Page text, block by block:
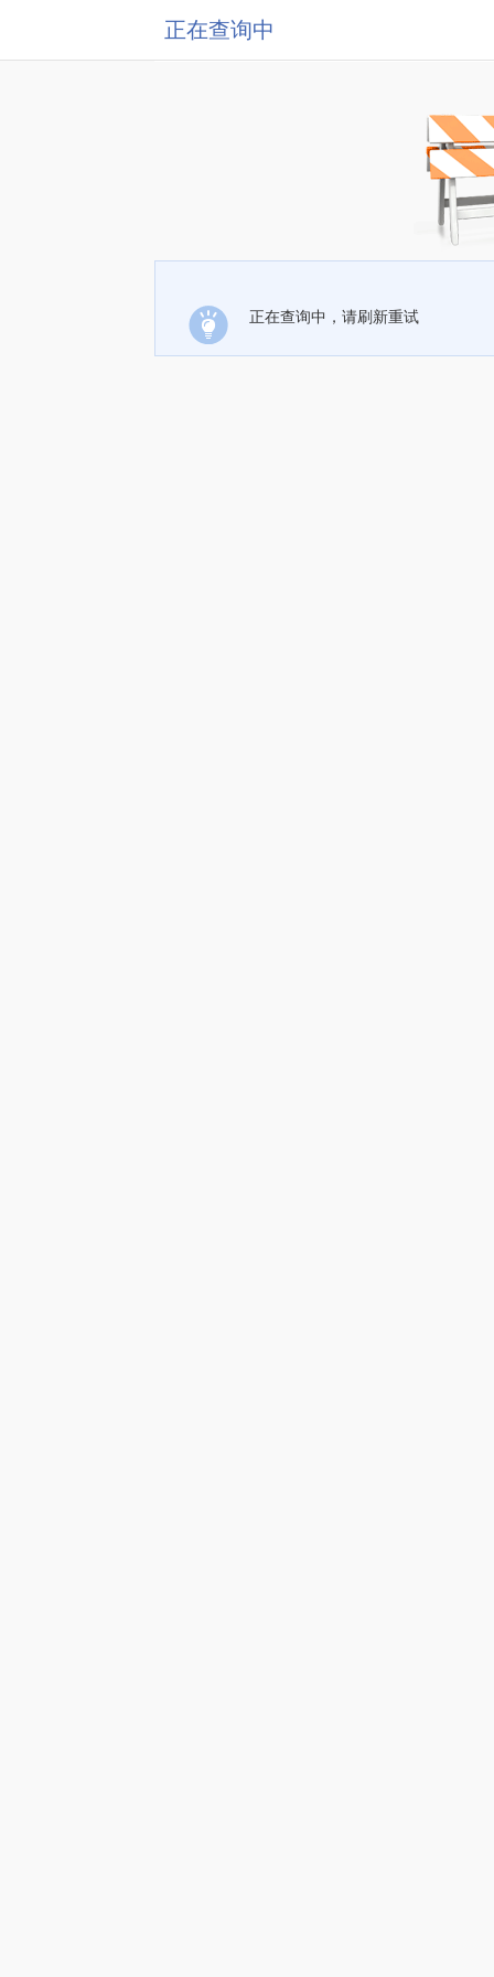
正在查询中
正在查询中，请刷新重试